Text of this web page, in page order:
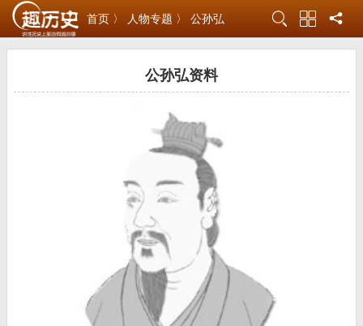
首页 〉 人物专题 〉 公孙弘
公孙弘资料